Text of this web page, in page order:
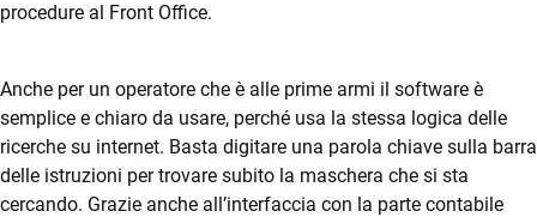
procedure al Front Office.
Anche per un operatore che è alle prime armi il software è
semplice e chiaro da usare, perché usa la stessa logica delle
ricerche su internet. Basta digitare una parola chiave sulla barra
delle istruzioni per trovare subito la maschera che si sta
cercando. Grazie anche all’interfaccia con la parte contabile